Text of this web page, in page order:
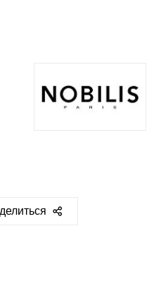
sclassic.ru/catalog/portery-